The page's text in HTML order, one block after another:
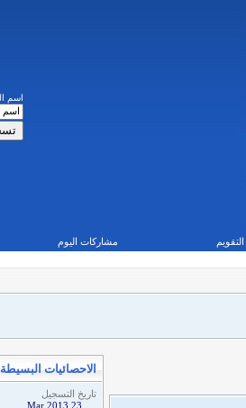
اسم
التقويم مشاركات اليوم
الاحصائيات البسيطة
تاريخ التسجيل
23 Mar 2013